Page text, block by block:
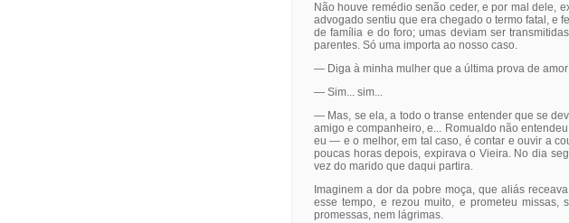
Não houve remédio senão ceder, e por mal dele,
advogado sentiu que era chegado o termo fatal, e
de família e do foro; umas deviam ser
parentes. Só uma importa ao nosso caso.
— Diga à minha mulher que a última prova de
— Sim... sim...
— Mas, se ela, a todo o transe entender que se
amigo e companheiro, e... Romualdo não
eu — e o melhor, em tal caso, é contar e ouvir a
poucas horas depois, expirava o Vieira. No dia
vez do marido que daqui partira.
Imaginem a dor da pobre moça, que aliás
esse tempo, e rezou muito, e prometeu
promessas, nem lágrimas.